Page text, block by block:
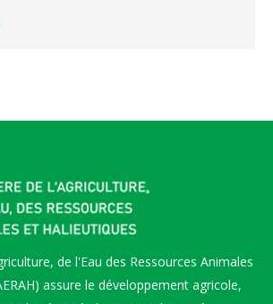
de l'Eau des Ressources Animales
assure le développement agricole,